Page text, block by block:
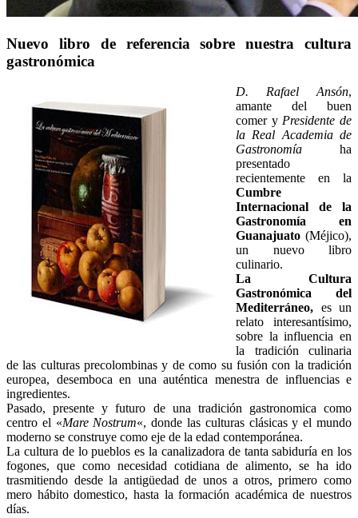
Nuevo libro de referencia sobre nuestra cultura
gastronómica
D. Rafael Ansón,
amante del buen
comer y Presidente de
la Real Academia de
Gastronomía ha
presentado
recientemente en la
Cumbre
Internacional de la
Gastronomía en
Guanajuato (Méjico),
un nuevo libro
culinario.
La Cultura
Gastronómica del
Mediterráneo, es un
relato interesantísimo,
sobre la influencia en
la tradición culinaria
de las culturas precolombinas y de como su fusión con la tradición
europea, desemboca en una auténtica menestra de influencias e
ingredientes.
Pasado, presente y futuro de una tradición gastronomica como
centro el «Mare Nostrum«, donde las culturas clásicas y el mundo
moderno se construye como eje de la edad contemporánea.
La cultura de lo pueblos es la canalizadora de tanta sabiduría en los
fogones, que como necesidad cotidiana de alimento, se ha ido
trasmitiendo desde la antigüedad de unos a otros, primero como
mero hábito domestico, hasta la formación académica de nuestros
días.